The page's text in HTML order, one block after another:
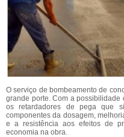
O serviço de bombeamento de
grande porte. Com a possibilidade
os retardadores de pega que
componentes da dosagem,
e a resistência aos efeitos de
economia na obra.